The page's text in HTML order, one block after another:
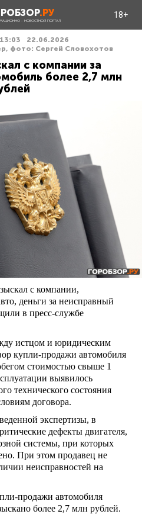
.РУ
- НОВОСТНОЙ ПОРТАЛ
18+
13:03
22.06.2026
фото: Сергей Словохотов
с компании за
более 2,7 млн
с компании,
деньги за неисправный
в пресс-службе
истцом и юридическим
купли-продажи автомобиля
стоимостью свыше 1
выявилось
технического состояния
договора.
экспертизы, в
дефекты двигателя,
системы, при которых
При этом продавец не
неисправностей на
продажи автомобиля
более 2,7 млн рублей.